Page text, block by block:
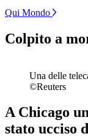
Qui Mondo
Colpito a
Una delle
©Reuters
A Chicago
stato ucciso